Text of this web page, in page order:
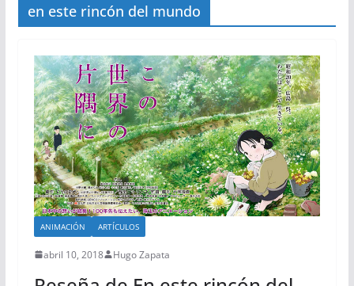
en este rincón del mundo
ANIMACIÓN ARTÍCULOS
abril 10, 2018 Hugo Zapata